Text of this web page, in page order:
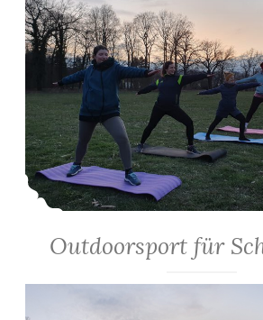
Outdoorsport für